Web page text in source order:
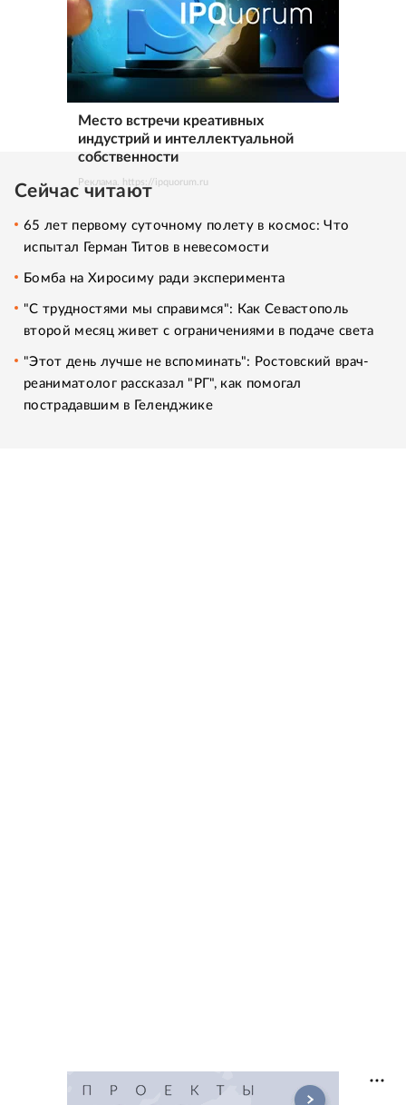
Место встречи креативных
индустрий и интеллектуальной
собственности
Реклама. https://ipquorum.ru
Сейчас читают
65 лет первому суточному полету в космос: Что
испытал Герман Титов в невесомости
Бомба на Хиросиму ради эксперимента
"С трудностями мы справимся": Как Севастополь
второй месяц живет с ограничениями в подаче света
"Этот день лучше не вспоминать": Ростовский врач-
реаниматолог рассказал "РГ", как помогал
пострадавшим в Геленджике